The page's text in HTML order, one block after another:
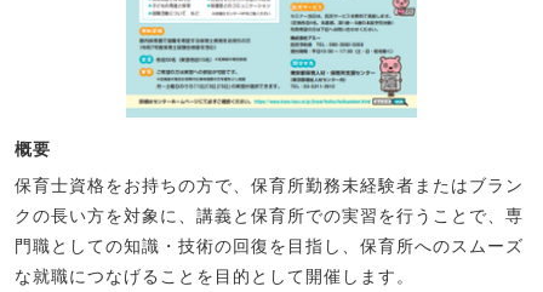
概要
保育士資格をお持ちの方で、保育所勤務未経験者またはブラン
クの長い方を対象に、講義と保育所での実習を行うことで、専
門職としての知識・技術の回復を目指し、保育所へのスムーズ
な就職につなげることを目的として開催します。